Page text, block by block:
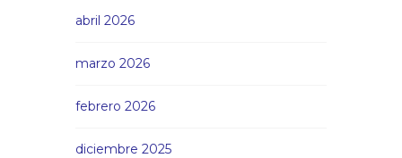
abril 2026
marzo 2026
febrero 2026
diciembre 2025